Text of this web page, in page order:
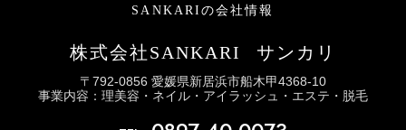
SANKARIの会社情報
株式会社SANKARI サンカリ
〒792-0856 愛媛県新居浜市船木甲4368-10
事業内容：理美容・ネイル・アイラッシュ・エステ・脱毛